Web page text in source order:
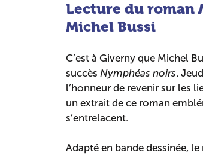
Lecture du roman
Michel Bussi
C’est à Giverny que Michel
succès Nymphéas noirs.
l’honneur de revenir sur les
un extrait de ce roman
s’entrelacent.
Adapté en bande dessinée,